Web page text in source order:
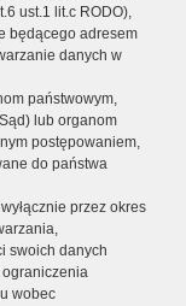
ust.1 lit.c RODO),
będącego adresem
danych w
państwowym,
lub organom
postępowaniem,
do państwa
przez okres
swoich danych
wobec